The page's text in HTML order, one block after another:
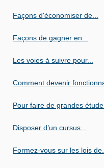
Façons d'économiser de...
Façons de gagner en...
Les voies à suivre pour...
Comment devenir
Pour faire de grandes
Disposer d’un cursus...
Formez-vous sur les lois